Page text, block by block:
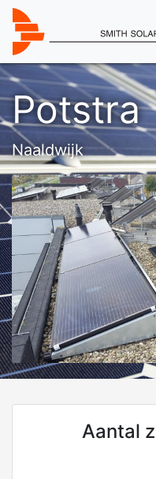
Potstra
Naaldwijk
Aantal